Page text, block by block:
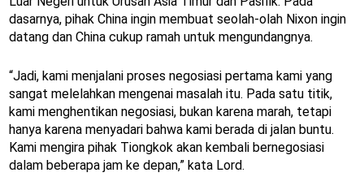
dasarnya, pihak China ingin membuat seolah-olah Nixon ingin
datang dan China cukup ramah untuk mengundangnya.
“Jadi, kami menjalani proses negosiasi pertama kami yang
sangat melelahkan mengenai masalah itu. Pada satu titik,
kami menghentikan negosiasi, bukan karena marah, tetapi
hanya karena menyadari bahwa kami berada di jalan buntu.
Kami mengira pihak Tiongkok akan kembali bernegosiasi
dalam beberapa jam ke depan,” kata Lord.